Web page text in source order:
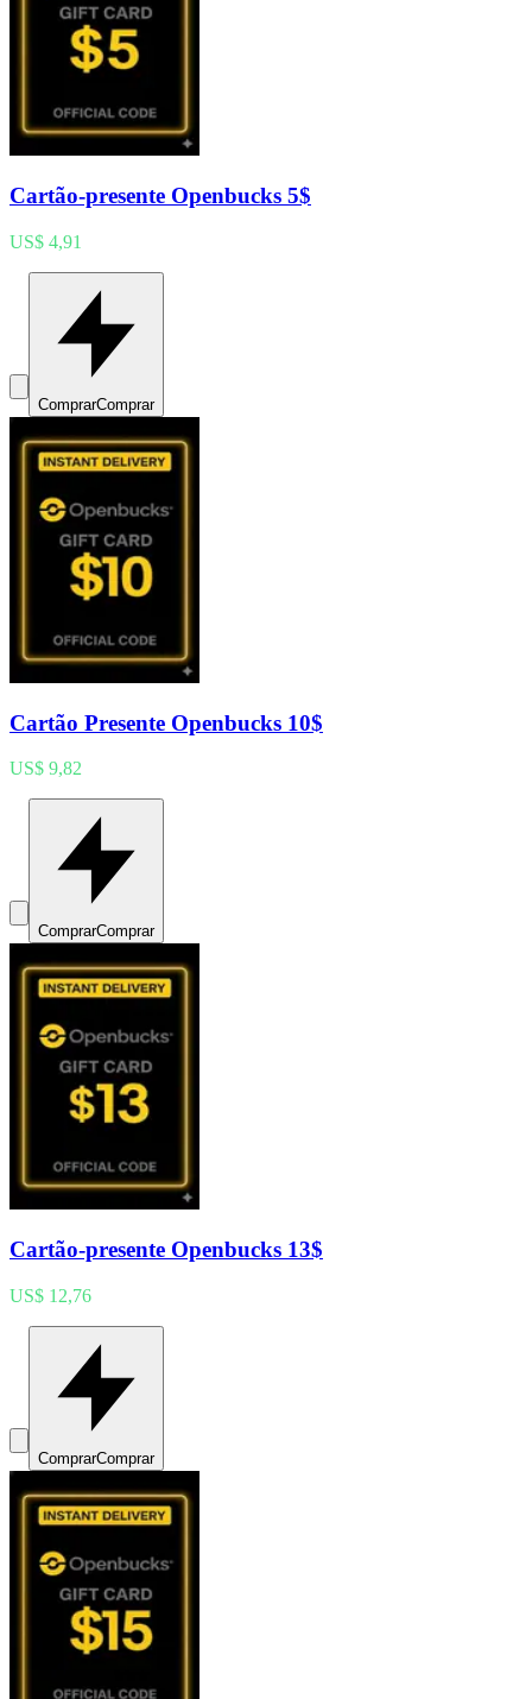
Cartão-presente Openbucks 5$
US$ 4,91
ComprarComprar
Cartão Presente Openbucks 10$
US$ 9,82
ComprarComprar
Cartão-presente Openbucks 13$
US$ 12,76
ComprarComprar